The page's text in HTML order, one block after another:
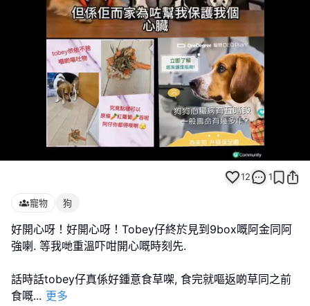
100.00%
12 1
寵物 狗
好開心呀！好開心呀！Tobey仔終於見到9box嘅阿金同阿
強喇. 等我哋重溫吓咁開心嘅時刻先.
話時話tobey仔真係好鍾意食草㗎, 食完就嘔返啲草同之前
食嘅... 更多